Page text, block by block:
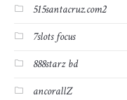
515santacruz.com2
7slots focus
888starz bd
ancorallZ